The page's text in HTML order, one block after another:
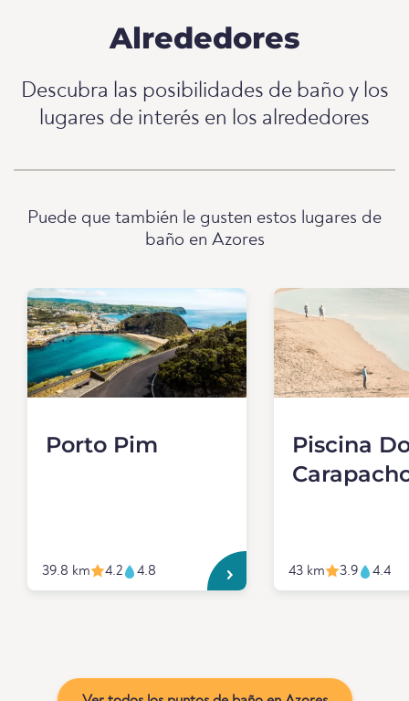
Alrededores
Descubra las posibilidades de baño y los
lugares de interés en los alrededores
Puede que también le gusten estos lugares de
baño en Azores
Porto Pim
39.8 km 4.2 4.8
Piscina
43 km 3.9 4.4